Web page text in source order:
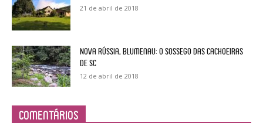
21 de abril de 2018
Nova Rússia, Blumenau: o sossego das cachoeiras
de SC
12 de abril de 2018
Comentários